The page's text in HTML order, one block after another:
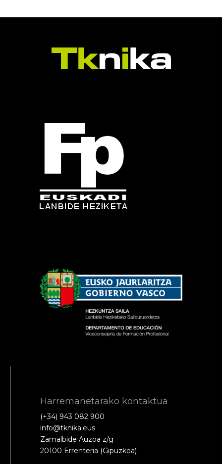
Harremanetarako kontaktua
(+34) 943 082 900
info@tknika.eus
Zamalbide Auzoa z/g
20100 Errenteria (Gipuzkoa)